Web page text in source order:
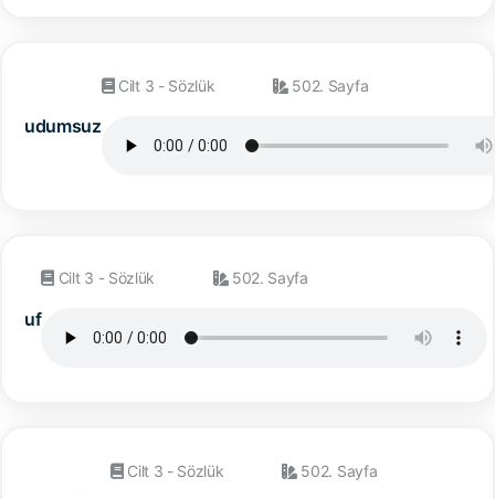
udumsuz
Cilt 3 - Sözlük 502. Sayfa
uf
Cilt 3 - Sözlük 502. Sayfa
Cilt 3 - Sözlük 502. Sayfa